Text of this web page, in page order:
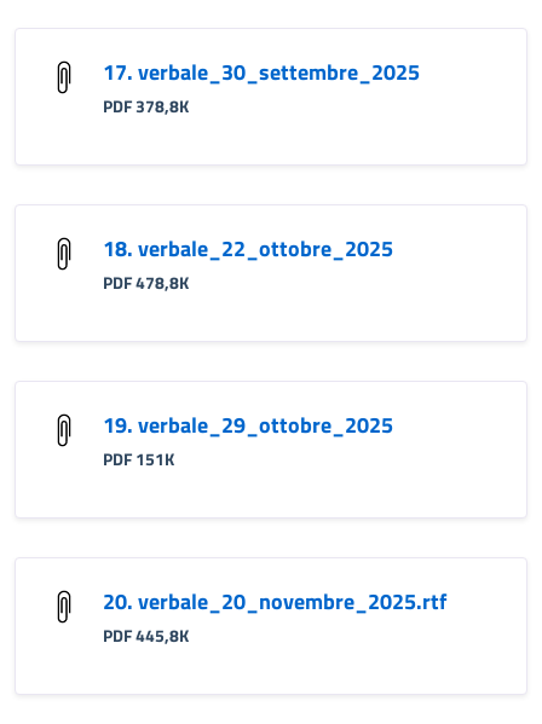
17. verbale_30_settembre_2025
PDF 378,8K
18. verbale_22_ottobre_2025
PDF 478,8K
19. verbale_29_ottobre_2025
PDF 151K
20. verbale_20_novembre_2025.rtf
PDF 445,8K